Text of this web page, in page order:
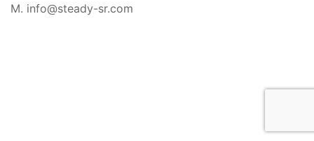
M. info@steady-sr.com